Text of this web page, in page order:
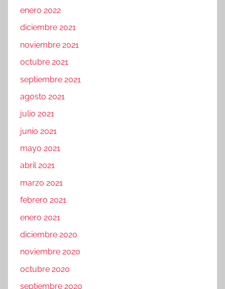
enero 2022
diciembre 2021
noviembre 2021
octubre 2021
septiembre 2021
agosto 2021
julio 2021
junio 2021
mayo 2021
abril 2021
marzo 2021
febrero 2021
enero 2021
diciembre 2020
noviembre 2020
octubre 2020
septiembre 2020